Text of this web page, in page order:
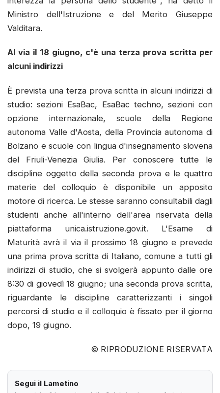
Ministro dell'Istruzione e del Merito Giuseppe
Valditara.
Al via il 18 giugno, c'è una terza prova scritta per
alcuni indirizzi
È prevista una terza prova scritta in alcuni indirizzi di
studio: sezioni EsaBac, EsaBac techno, sezioni con
opzione internazionale, scuole della Regione
autonoma Valle d'Aosta, della Provincia autonoma di
Bolzano e scuole con lingua d'insegnamento slovena
del Friuli-Venezia Giulia. Per conoscere tutte le
discipline oggetto della seconda prova e le quattro
materie del colloquio è disponibile un apposito
motore di ricerca. Le stesse saranno consultabili dagli
studenti anche all'interno dell'area riservata della
piattaforma unica.istruzione.gov.it. L'Esame di
Maturità avrà il via il prossimo 18 giugno e prevede
una prima prova scritta di Italiano, comune a tutti gli
indirizzi di studio, che si svolgerà appunto dalle ore
8:30 di giovedì 18 giugno; una seconda prova scritta,
riguardante le discipline caratterizzanti i singoli
percorsi di studio e il colloquio è fissato per il giorno
dopo, 19 giugno.
© RIPRODUZIONE RISERVATA
Segui il Lametino